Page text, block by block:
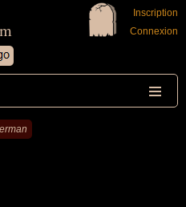
Inscription
Connexion